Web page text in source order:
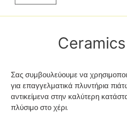
Σας συμβουλεύουμε να
για επαγγελματικά πλυντήρια
αντικείμενα στην καλύτερη
πλύσιμο στο χέρι.